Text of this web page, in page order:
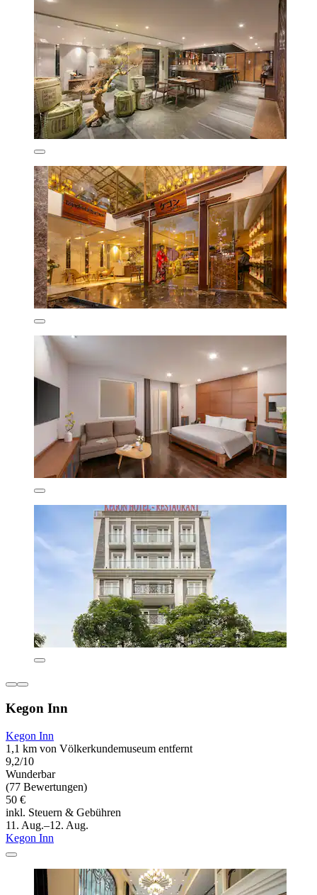
Kegon Inn
Kegon Inn
1,1 km von Völkerkundemuseum entfernt
9,2/10
Wunderbar
(77 Bewertungen)
50 €
inkl. Steuern & Gebühren
11. Aug.–12. Aug.
Kegon Inn